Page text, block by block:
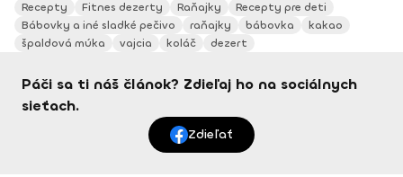
Recepty Fitnes dezerty Raňajky
Recepty pre deti
Bábovky a iné sladké pečivo
raňajky bábovka
kakao
špaldová múka
vajcia koláč dezert
Páči sa ti náš článok? Zdieľaj ho na sociálnych
sieťach.
Zdieľať